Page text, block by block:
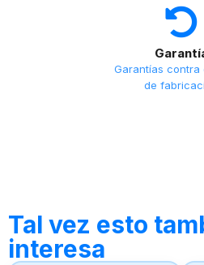
Garantías contra
de
Tal vez esto
interesa